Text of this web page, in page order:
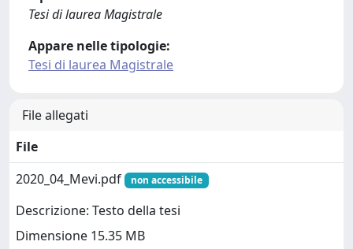
Tesi di laurea Magistrale
Appare nelle tipologie:
Tesi di laurea Magistrale
File allegati
File
2020_04_Mevi.pdf
non accessibile
Descrizione: Testo della tesi
Dimensione 15.35 MB